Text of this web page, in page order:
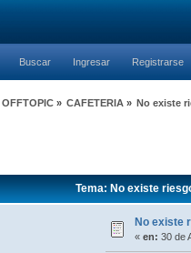
Buscar Ingresar Registrarse
OFFTOPIC» CAFETERIA » No existe
Tema: No existe
No existe
«en: 30 de